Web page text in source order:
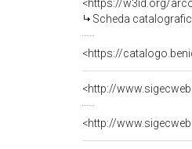
<https://w3id.org/
Scheda
<https://
<http://
<http://